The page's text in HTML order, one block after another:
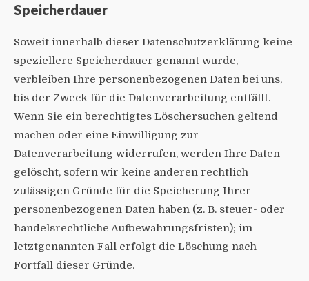
Speicherdauer
Soweit innerhalb dieser Datenschutzerklärung keine
speziellere Speicherdauer genannt wurde,
verbleiben Ihre personenbezogenen Daten bei uns,
bis der Zweck für die Datenverarbeitung entfällt.
Wenn Sie ein berechtigtes Löschersuchen geltend
machen oder eine Einwilligung zur
Datenverarbeitung widerrufen, werden Ihre Daten
gelöscht, sofern wir keine anderen rechtlich
zulässigen Gründe für die Speicherung Ihrer
personenbezogenen Daten haben (z. B. steuer- oder
handelsrechtliche Aufbewahrungsfristen); im
letztgenannten Fall erfolgt die Löschung nach
Fortfall dieser Gründe.